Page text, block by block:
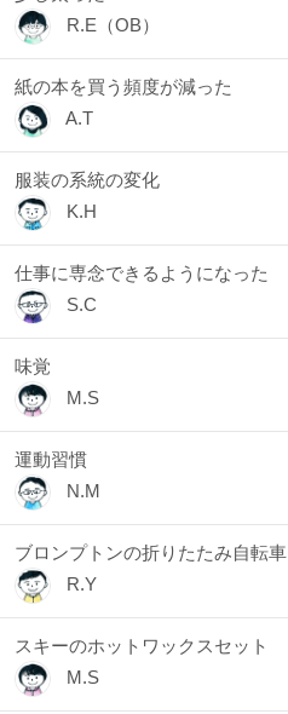
R.E（OB）
A.T
紙の本を買う頻度が減った
K.H
服装の系統の変化
S.C
仕事に専念できるようになった
M.S
味覚
N.M
運動習慣
R.Y
ブロンプトンの折りたたみ自転車
M.S
スキーのホットワックスセット